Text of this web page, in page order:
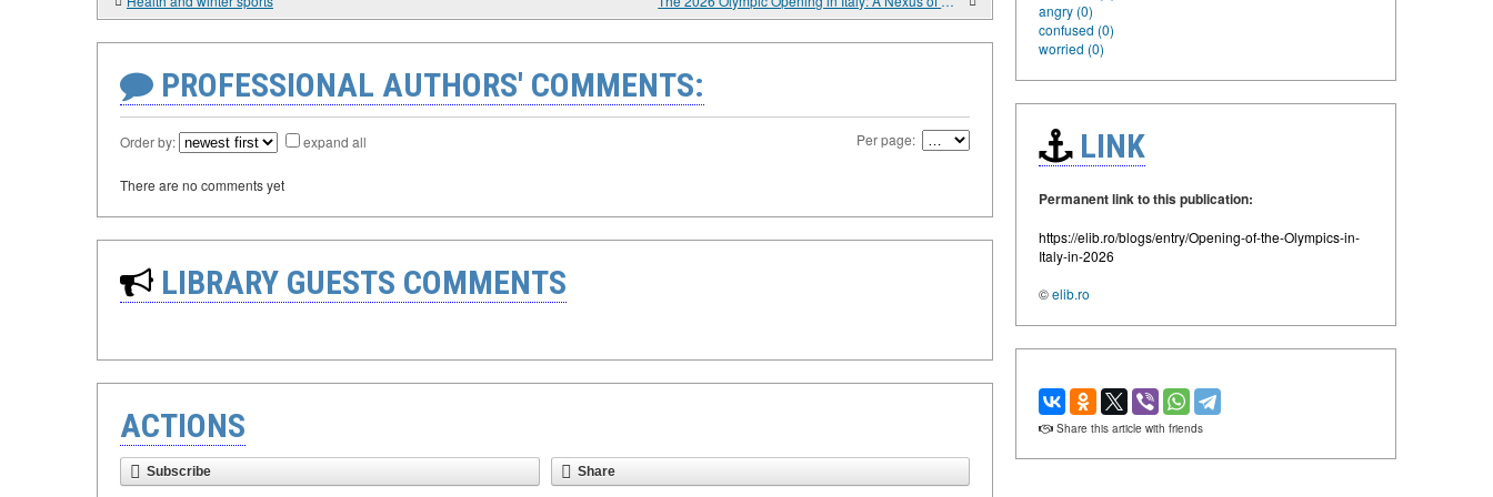
PROFESSIONAL AUTHORS' COMMENTS:
Order by: expand all Per page:
There are no comments yet
LIBRARY GUESTS COMMENTS
ACTIONS
Subscribe Share
angry (0)
confused (0)
worried (0)
LINK
Permanent link to this publication:
https://elib.ro/blogs/entry/Opening-of-the-Olympics-in-
Italy-in-2026
©elib.ro
Share this article with friends